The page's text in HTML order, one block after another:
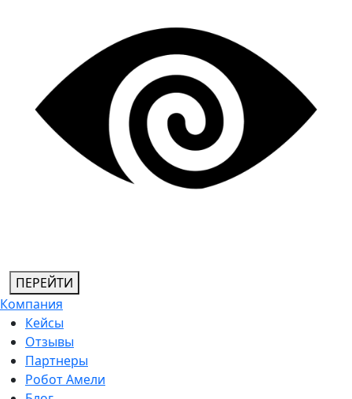
ПЕРЕЙТИ
Компания
Кейсы
Отзывы
Партнеры
Робот Амели